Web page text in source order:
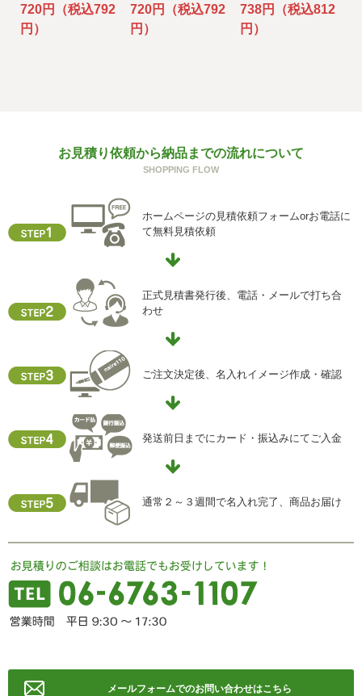
とがあります。
その場合には、当社において最善の考慮を行います。
ご本人からの求めにより、当社が保有する保有個人データ
に関する開示、利用目的の通知、内容の訂正・追加または
供記録の開示(以下、開示等という)に応じます。
開示等に応ずる窓口は、下記「当社の個人情報の取扱いに
関する苦情、相談等の問合せ先」を参照してください。
クッキーやウェブビーコン等を用いるなどして、本人が容
易に認識できない方法による個人情報の取得を行っており
ません。
i) 個人情報保護方針
当社ホームページの個人情報保護方針をご覧下さい
住所 ：大阪市中央区瓦屋町2-13-5
TEL ： 06-6763-5415
FAX ： 06-6763-0829
720円（税込792
円）
720円（税込792
円）
738円（税込812
円）
お見積り依頼から納品までの流れについて
SHOPPING FLOW
ホームページの見積依頼フォームorお電話に
て無料見積依頼
正式見積書発行後、電話・メールで打ち合
わせ
ご注文決定後、名入れイメージ作成・確認
発送前日までにカード・振込みにてご入金
通常２～３週間で名入れ完了、商品お届け
メールフォームでのお問い合わせはこちら